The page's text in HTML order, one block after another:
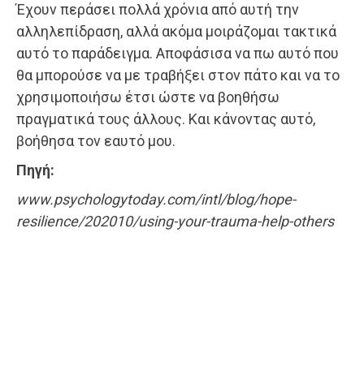
Έχουν περάσει πολλά χρόνια από αυτή την
αλληλεπίδραση, αλλά ακόμα μοιράζομαι τακτικά
αυτό το παράδειγμα. Αποφάσισα να πω αυτό που
θα μπορούσε να με τραβήξει στον πάτο και να το
χρησιμοποιήσω έτσι ώστε να βοηθήσω
πραγματικά τους άλλους. Και κάνοντας αυτό,
βοήθησα τον εαυτό μου.
Πηγή:
www.psychologytoday.com/intl/blog/hope-
resilience/202010/using-your-trauma-help-others